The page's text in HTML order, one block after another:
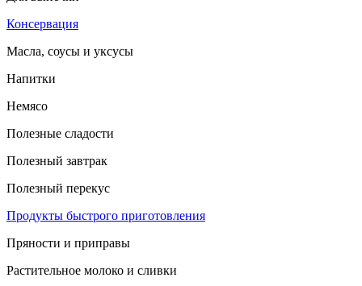
Консервация
Масла, соусы и уксусы
Напитки
Немясо
Полезные сладости
Полезный завтрак
Полезный перекус
Продукты быстрого приготовления
Пряности и приправы
Растительное молоко и сливки